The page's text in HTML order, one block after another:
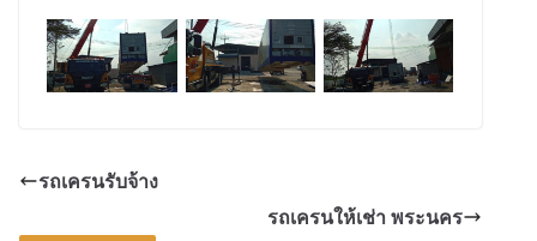
รถเครนรับจ้าง
รถเครนให้เช่า พระนคร